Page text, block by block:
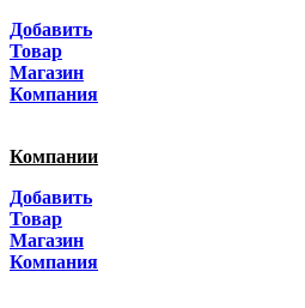
Добавить
Товар
Магазин
Компания
Компании
Добавить
Товар
Магазин
Компания